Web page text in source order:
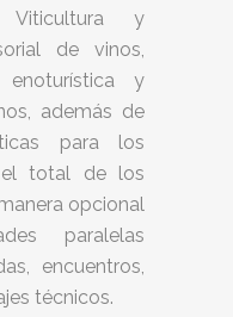
Viticultura y
de vinos,
enoturística y
además de
para los
el total de los
opcional
paralelas
encuentros,
técnicos.